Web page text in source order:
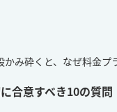
み砕くと、なぜ料金プ
合意すべき10の質問